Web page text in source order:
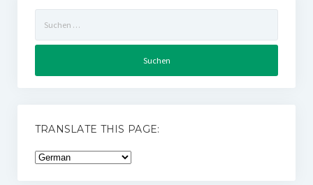
nach:
TRANSLATE THIS PAGE: